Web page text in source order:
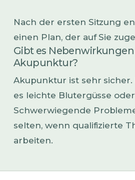
Nach der ersten Sitzung
einen Plan, der auf Sie
Gibt es
Akupunktur?
Akupunktur ist sehr
es leichte Blutergüsse
Schwerwiegende
selten, wenn qualifizierte
arbeiten.